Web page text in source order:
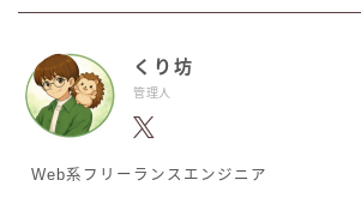
くり坊
管理人
Web系フリーランスエンジニア